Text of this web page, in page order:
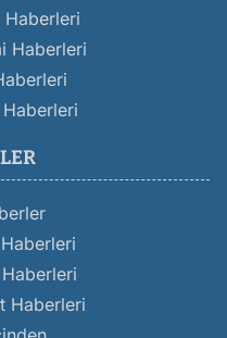
Haberleri
Haberleri